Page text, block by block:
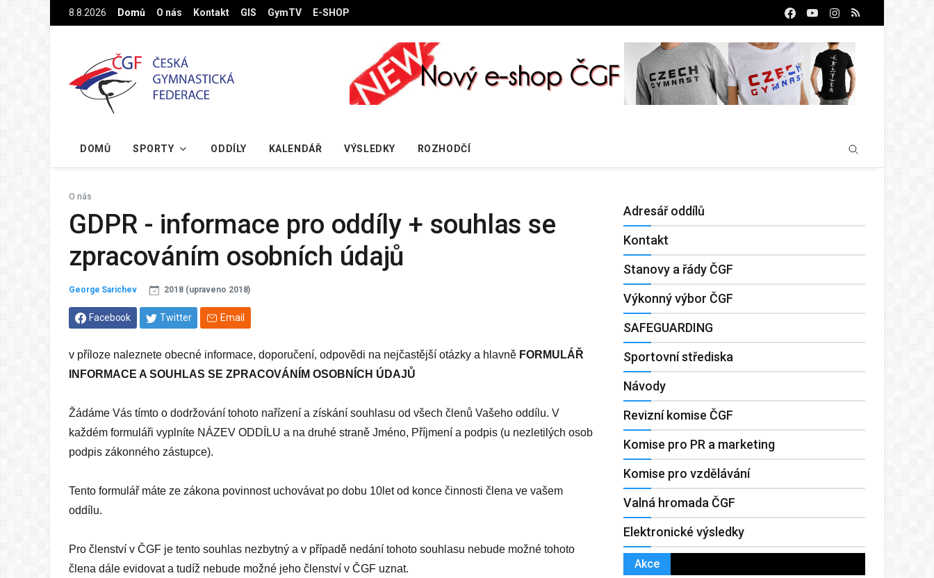
Na hlavní obsah8.8.2026 Domů O nás Kontakt GIS GymTV E-SHOP
DOMŮ SPORTY ODDÍLY KALENDÁŘ VÝSLEDKY ROZHODČÍ
O nás
GDPR - informace pro oddíly + souhlas se
zpracováním osobních údajů
George Sarichev 2018 (upraveno 2018)
Facebook Twitter Email
v příloze naleznete obecné informace, doporučení, odpovědi na nejčastější otázky a hlavně FORMULÁŘ
INFORMACE A SOUHLAS SE ZPRACOVÁNÍM OSOBNÍCH ÚDAJŮ
​Žádáme Vás tímto o dodržování tohoto nařízení a získání souhlasu od všech členů Vašeho oddílu. V
každém formuláři vyplníte NÁZEV ODDÍLU a na druhé straně Jméno, Příjmení a podpis (u nezletilých osob
podpis zákonného zástupce).
Tento formulář máte ze zákona povinnost uchovávat po dobu 10let od konce činnosti člena ve vašem
oddílu.
Pro členství v ČGF je tento souhlas nezbytný a v případě nedání tohoto souhlasu nebude možné tohoto
člena dále evidovat a tudíž nebude možné jeho členství v ČGF uznat.
Adresář oddílů
Kontakt
Stanovy a řády ČGF
Výkonný výbor ČGF
SAFEGUARDING
Sportovní střediska
Návody
Revizní komise ČGF
Komise pro PR a marketing
Komise pro vzdělávání
Valná hromada ČGF
Elektronické výsledky
Akce